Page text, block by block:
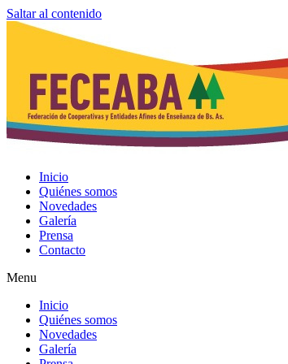
Saltar al contenido
Inicio
Quiénes somos
Novedades
Galería
Prensa
Contacto
Menu
Inicio
Quiénes somos
Novedades
Galería